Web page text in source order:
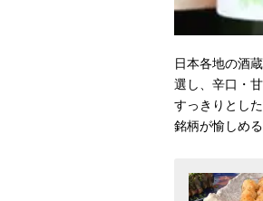
日本各地の酒
選し、辛口・
すっきりとし
銘柄が愉しめ